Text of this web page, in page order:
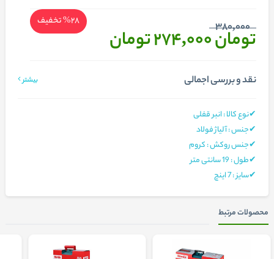
380,000
تومان 274,000 تومان
%28تخفیف
نقد و بررسی اجمالی بیشتر
✔نوع کالا : انبر قفلی
✔جنس : آلیاژ فولاد
✔جنس روکش : کروم
✔طول : 19 سانتی متر
✔سایز : 7 اینچ
محصولات مرتبط